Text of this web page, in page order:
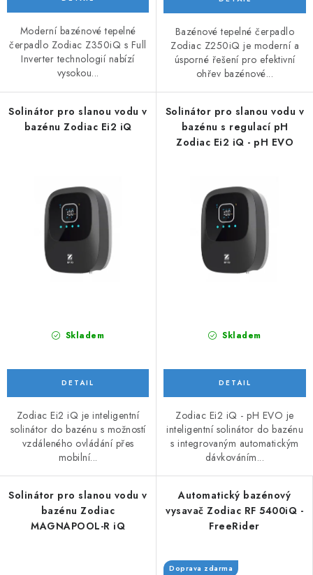
Moderní bazénové tepelné
čerpadlo Zodiac Z350iQ s Full
Inverter technologií nabízí
vysokou...
Bazénové tepelné čerpadlo
Zodiac Z250iQ je moderní a
úsporné řešení pro efektivní
ohřev bazénové...
Solinátor pro slanou vodu v
bazénu Zodiac Ei2 iQ
Skladem
Zodiac Ei2 iQ je inteligentní
solinátor do bazénu s možností
vzdáleného ovládání přes
mobilní...
Solinátor pro slanou vodu v
bazénu s regulací pH
Zodiac Ei2 iQ - pH EVO
Skladem
Zodiac Ei2 iQ - pH EVO je
inteligentní solinátor do bazénu
s integrovaným automatickým
dávkováním...
Solinátor pro slanou vodu v
bazénu Zodiac
MAGNAPOOL-R iQ
Automatický bazénový
vysavač Zodiac RF 5400iQ -
FreeRider
Doprava zdarma